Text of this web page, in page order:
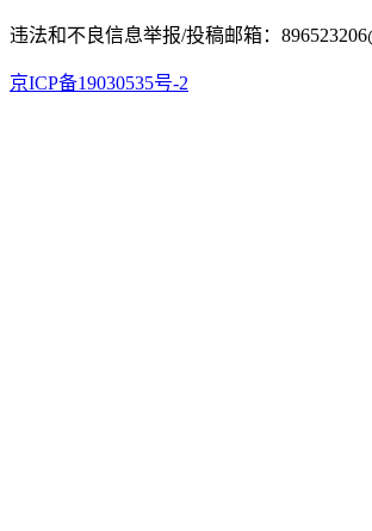
违法和不良信息举报/投稿邮箱：
京ICP备19030535号-2